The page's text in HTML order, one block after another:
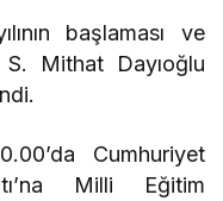
başlaması ve
Mithat Dayıoğlu
Cumhuriyet
Milli Eğitim